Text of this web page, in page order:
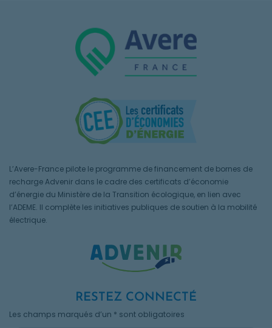
L’Avere-France pilote le programme de financement de bornes de
recharge Advenir dans le cadre des certificats d’économie
d’énergie du Ministère de la Transition écologique, en lien avec
l’ADEME. Il complète les initiatives publiques de soutien à la mobilité
électrique.
RESTEZ CONNECTÉ
Les champs marqués d’un * sont obligatoires